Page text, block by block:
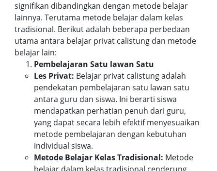
signifikan dibandingkan dengan metode belajar
lainnya. Terutama metode belajar dalam kelas
tradisional. Berikut adalah beberapa perbedaan
utama antara belajar privat calistung dan metode
belajar lain:
Pembelajaran Satu lawan Satu
Les Privat: Belajar privat calistung adalah
pendekatan pembelajaran satu lawan satu
antara guru dan siswa. Ini berarti siswa
mendapatkan perhatian penuh dari guru,
yang dapat secara lebih efektif menyesuaikan
metode pembelajaran dengan kebutuhan
individual siswa.
Metode Belajar Kelas Tradisional: Metode